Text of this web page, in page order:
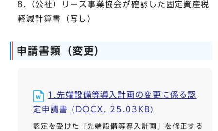
8.（公社）リース事業協会が確認した固定資産税
軽減計算書（写し）
申請書類（変更）
1.先端設備等導入計画の変更に係る認
定申請書 (DOCX, 25.03KB)
認定を受けた「先端設備等導入計画」を修正する